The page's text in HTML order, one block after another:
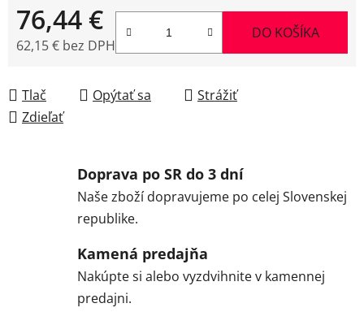
76,44 €
62,15 € bez DPH
DO KOŠÍKA
Tlač Opýtať sa
Strážiť
Zdieľať
Doprava po SR do 3 dní
Naše zboží dopravujeme po celej Slovenskej
republike.
Kamená predajňa
Nakúpte si alebo vyzdvihnite v kamennej
predajni.